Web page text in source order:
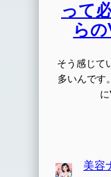
って
ら
そう感じて
多いんです
美容